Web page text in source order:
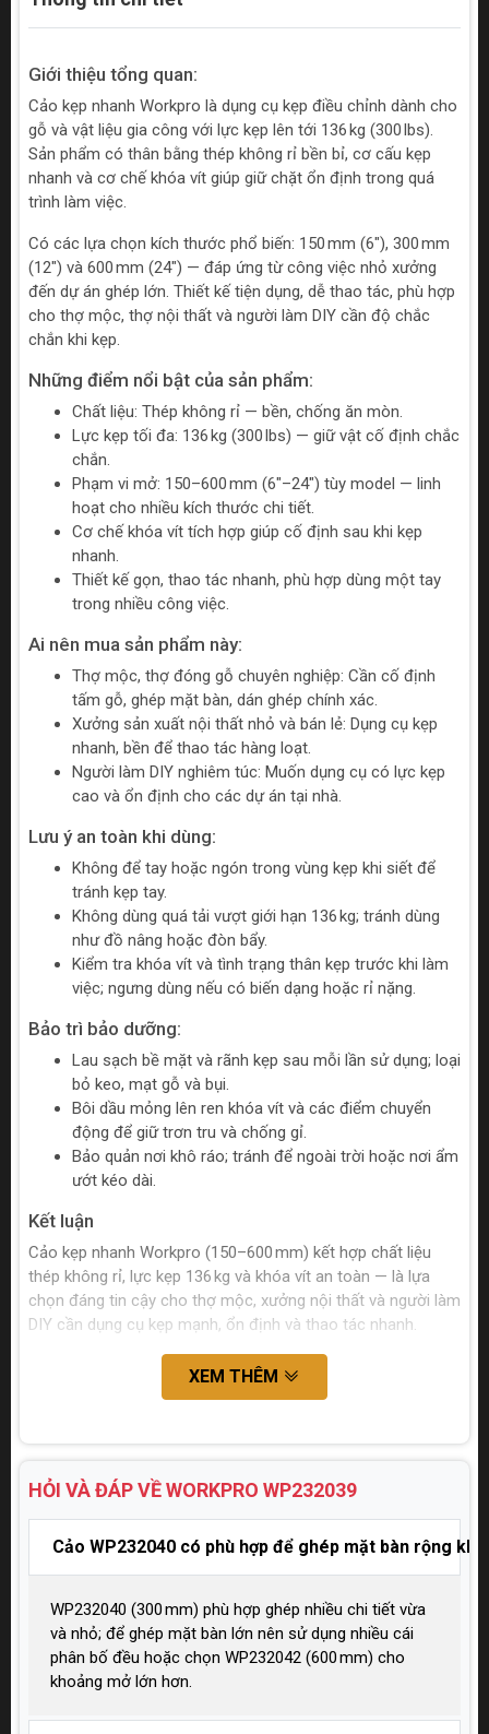
Giới thiệu tổng quan:
Cảo kẹp nhanh Workpro là dụng cụ kẹp điều chỉnh dành cho
gỗ và vật liệu gia công với lực kẹp lên tới 136 kg (300 lbs).
Sản phẩm có thân bằng thép không rỉ bền bỉ, cơ cấu kẹp
nhanh và cơ chế khóa vít giúp giữ chặt ổn định trong quá
trình làm việc.
Có các lựa chọn kích thước phổ biến: 150 mm (6"), 300 mm
(12") và 600 mm (24") — đáp ứng từ công việc nhỏ xưởng
đến dự án ghép lớn. Thiết kế tiện dụng, dễ thao tác, phù hợp
cho thợ mộc, thợ nội thất và người làm DIY cần độ chắc
chắn khi kẹp.
Những điểm nổi bật của sản phẩm:
Chất liệu: Thép không rỉ — bền, chống ăn mòn.
Lực kẹp tối đa: 136 kg (300 lbs) — giữ vật cố định chắc
chắn.
Phạm vi mở: 150–600 mm (6"–24") tùy model — linh
hoạt cho nhiều kích thước chi tiết.
Cơ chế khóa vít tích hợp giúp cố định sau khi kẹp
nhanh.
Thiết kế gọn, thao tác nhanh, phù hợp dùng một tay
trong nhiều công việc.
Ai nên mua sản phẩm này:
Thợ mộc, thợ đóng gỗ chuyên nghiệp: Cần cố định
tấm gỗ, ghép mặt bàn, dán ghép chính xác.
Xưởng sản xuất nội thất nhỏ và bán lẻ: Dụng cụ kẹp
nhanh, bền để thao tác hàng loạt.
Người làm DIY nghiêm túc: Muốn dụng cụ có lực kẹp
cao và ổn định cho các dự án tại nhà.
Lưu ý an toàn khi dùng:
Không để tay hoặc ngón trong vùng kẹp khi siết để
tránh kẹp tay.
Không dùng quá tải vượt giới hạn 136 kg; tránh dùng
như đồ nâng hoặc đòn bẩy.
Kiểm tra khóa vít và tình trạng thân kẹp trước khi làm
việc; ngưng dùng nếu có biến dạng hoặc rỉ nặng.
Bảo trì bảo dưỡng:
Lau sạch bề mặt và rãnh kẹp sau mỗi lần sử dụng; loại
bỏ keo, mạt gỗ và bụi.
Bôi dầu mỏng lên ren khóa vít và các điểm chuyển
động để giữ trơn tru và chống gỉ.
Bảo quản nơi khô ráo; tránh để ngoài trời hoặc nơi ẩm
ướt kéo dài.
Kết luận
Cảo kẹp nhanh Workpro (150–600 mm) kết hợp chất liệu
thép không rỉ, lực kẹp 136 kg và khóa vít an toàn — là lựa
chọn đáng tin cậy cho thợ mộc, xưởng nội thất và người làm
DIY cần dụng cụ kẹp mạnh, ổn định và thao tác nhanh.
XEM THÊM
HỎI VÀ ĐÁP VỀ WORKPRO WP232039
Cảo WP232040 có phù hợp để ghép mặt bàn rộng
WP232040 (300 mm) phù hợp ghép nhiều chi tiết vừa
và nhỏ; để ghép mặt bàn lớn nên sử dụng nhiều cái
phân bố đều hoặc chọn WP232042 (600 mm) cho
khoảng mở lớn hơn.